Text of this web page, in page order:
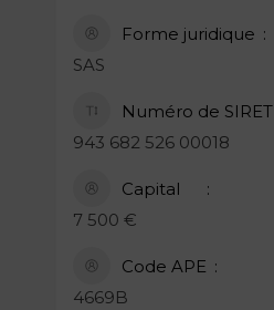
Forme juridique
SAS
Numéro de SIRET
943 682 526 00018
Capital
7 500 €
Code APE
4669B